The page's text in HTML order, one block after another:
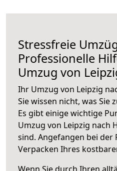
Stressfreie
Professionelle
Umzug von
Ihr Umzug von Leipzig
Sie wissen nicht, was Sie
Es gibt einige wichtige
Umzug von Leipzig nach
sind. Angefangen bei der
Verpacken Ihres